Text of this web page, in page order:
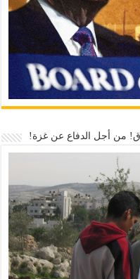
من أجل الدفاع عن غزة!